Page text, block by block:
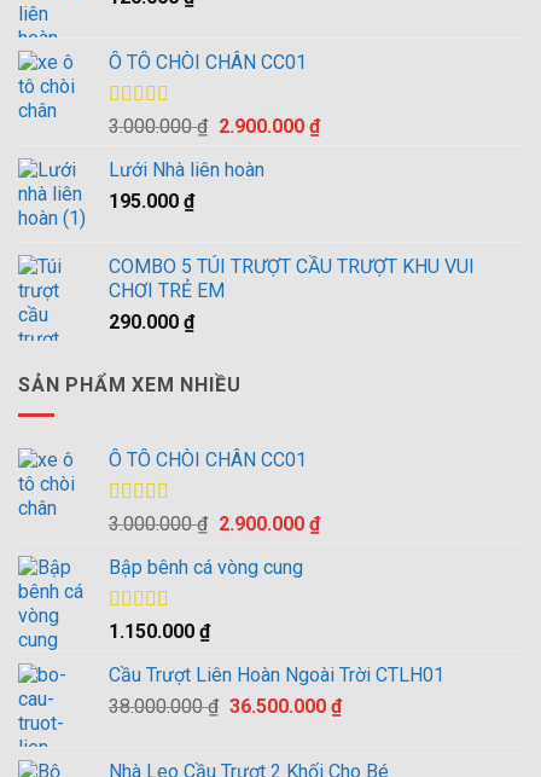
Ô TÔ CHÒI CHÂN CC01
Được xếp
5 sao
3.000.000₫ Giá
là:
2.900.000 ₫Giá
Lưới Nhà liên hoàn
195.000 ₫
COMBO 5 TÚI TRƯỢT CẦU TRƯỢT KHU VUI
CHƠI TRẺ EM
290.000 ₫
SẢN PHẨM XEM NHIỀU
Ô TÔ CHÒI CHÂN CC01
Được xếp
5 sao
3.000.000₫ Giá
là:
2.900.000 ₫Giá
Bập bênh cá vòng cung
Được xếp
5 sao
1.150.000 ₫
Cầu Trượt Liên Hoàn Ngoài Trời CTLH01
38.000.000₫ Giá
36.500.000 ₫Giá
Nhà Leo Cầu Trượt 2 Khối Cho Bé